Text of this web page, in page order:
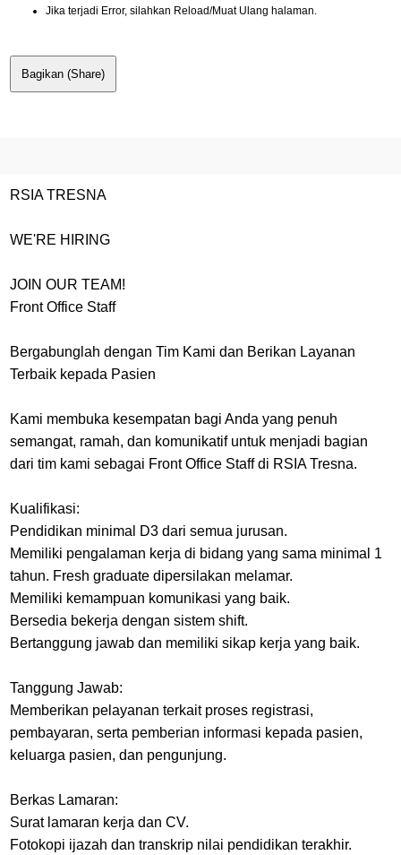
Jika terjadi Error, silahkan Reload/Muat Ulang halaman.
Bagikan (Share)
RSIA TRESNA
WE'RE HIRING
JOIN OUR TEAM!
Front Office Staff
Bergabunglah dengan Tim Kami dan Berikan Layanan
Terbaik kepada Pasien
Kami membuka kesempatan bagi Anda yang penuh
semangat, ramah, dan komunikatif untuk menjadi bagian
dari tim kami sebagai Front Office Staff di RSIA Tresna.
Kualifikasi:
Pendidikan minimal D3 dari semua jurusan.
Memiliki pengalaman kerja di bidang yang sama minimal 1
tahun. Fresh graduate dipersilakan melamar.
Memiliki kemampuan komunikasi yang baik.
Bersedia bekerja dengan sistem shift.
Bertanggung jawab dan memiliki sikap kerja yang baik.
Tanggung Jawab:
Memberikan pelayanan terkait proses registrasi,
pembayaran, serta pemberian informasi kepada pasien,
keluarga pasien, dan pengunjung.
Berkas Lamaran:
Surat lamaran kerja dan CV.
Fotokopi ijazah dan transkrip nilai pendidikan terakhir.